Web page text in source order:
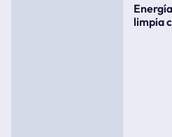
limpia